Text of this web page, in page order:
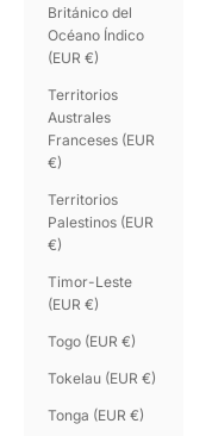
Británico del
Océano Índico
(EUR €)
Territorios
Australes
Franceses (EUR
€)
Territorios
Palestinos (EUR
€)
Timor-Leste
(EUR €)
Togo (EUR €)
Tokelau (EUR €)
Tonga (EUR €)